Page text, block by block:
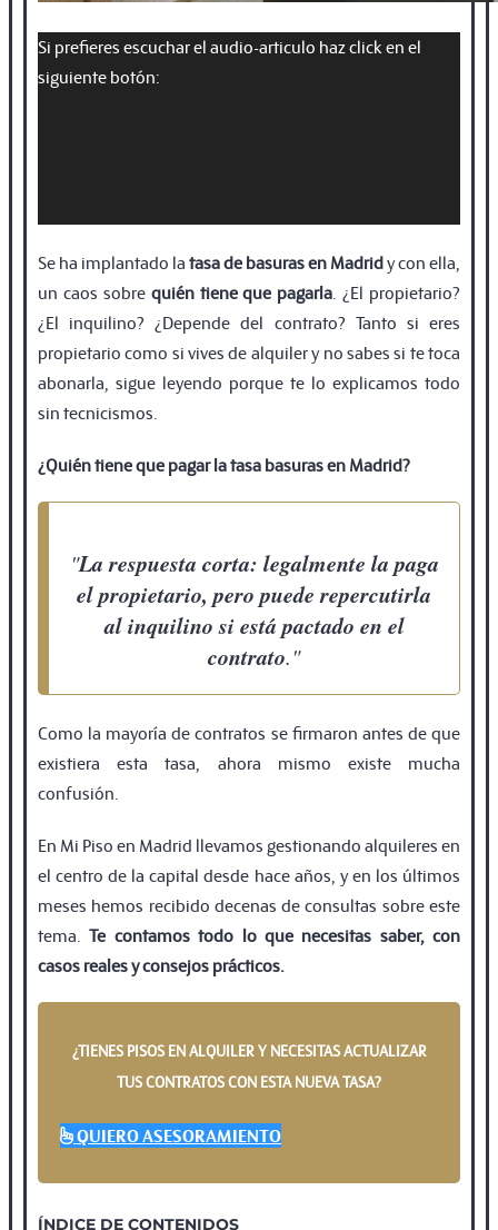
Si prefieres escuchar el audio-articulo haz click en el
siguiente botón:
Se ha implantado latasa de basuras en Madridy con ella,
un caos sobre quién tiene que pagarla . ¿El propietario?
¿El inquilino? ¿Depende del contrato? Tanto si eres
propietario como si vives de alquiler y no sabes si te toca
abonarla, sigue leyendo porque te lo explicamos todo
sin tecnicismos.
¿Quién tiene que pagar la tasa basuras en Madrid?
"La respuesta corta: legalmente la paga
el propietario, pero puede repercutirla
al inquilino si está pactado en el
contrato."
Como la mayoría de contratos se firmaron antes de que
existiera esta tasa, ahora mismo existe mucha
confusión.
En Mi Piso en Madrid llevamos gestionando alquileres en
el centro de la capital desde hace años, y en los últimos
meses hemos recibido decenas de consultas sobre este
tema.Te contamos todo lo que necesitas saber, con
casos reales y consejos prácticos.
¿TIENES PISOS EN ALQUILER Y NECESITAS ACTUALIZAR
TUS CONTRATOS CON ESTA NUEVA TASA?
QUIERO ASESORAMIENTO
ÍNDICE DE CONTENIDOS